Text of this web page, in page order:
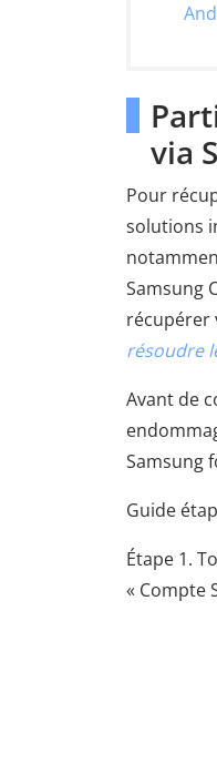
via
Pour
solutions
Samsung
récupérer
résoudre
Avant de
Samsung
Guide
Étape 1.
« Compte